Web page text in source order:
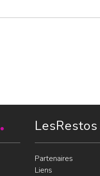
LesRestos
Partenaires
Liens